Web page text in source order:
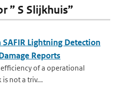
” S Slijkhuis”
Lightning Detection
Reports
of a operational
not a triv...